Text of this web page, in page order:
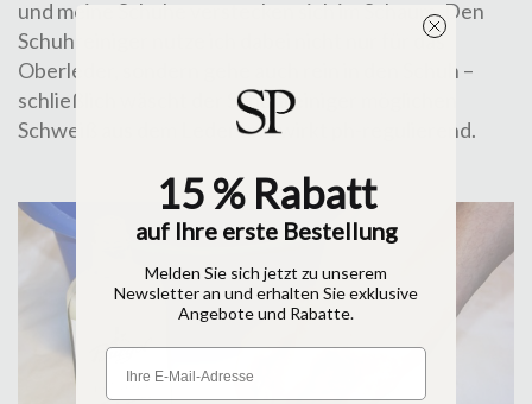
und meine Schuhe verstecken sich im Schaum. Den
Schuhreiniger nutze ich dabei nicht nur für das
Oberleder, sondern gehe auch rein in den Schuh –
schließlich wäscht der Schuhreiniger möglichen
Schweiß aus dem Leder und wirkt ph-regulierend.
15 % Rabatt
auf Ihre erste Bestellung
Melden Sie sich jetzt zu unserem
Newsletter an und erhalten Sie exklusive
Angebote und Rabatte.